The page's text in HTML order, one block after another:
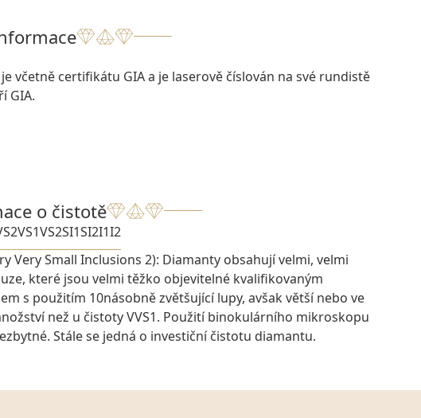
včetně certifikátu GIA a je laserově číslován na své rundistě
GIA.
o čistotě
VS1VS2SI1SI2I1I2
Very Small Inclusions 2): Diamanty obsahují velmi, velmi
které jsou velmi těžko objevitelné kvalifikovaným
s použitím 10násobně zvětšující lupy, avšak větší nebo ve
než u čistoty VVS1. Použití binokulárního mikroskopu
Stále se jedná o investiční čistotu diamantu.